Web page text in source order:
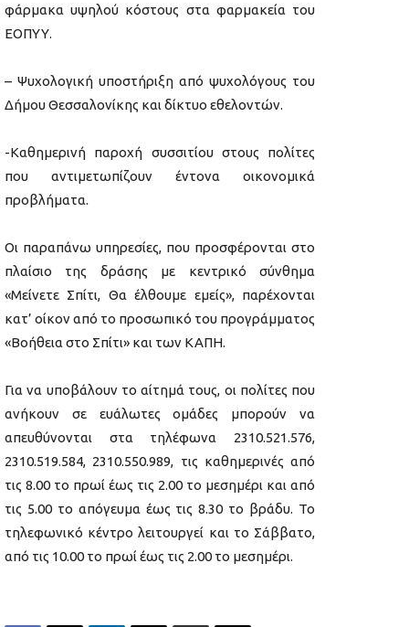
φάρμακα υψηλού κόστους στα φαρμακεία του
ΕΟΠΥΥ.
– Ψυχολογική υποστήριξη από ψυχολόγους του
Δήμου Θεσσαλονίκης και δίκτυο εθελοντών.
-Καθημερινή παροχή συσσιτίου στους πολίτες
που αντιμετωπίζουν έντονα οικονομικά
προβλήματα.
Οι παραπάνω υπηρεσίες, που προσφέρονται στο
πλαίσιο της δράσης με κεντρικό σύνθημα
«Μείνετε Σπίτι, Θα έλθουμε εμείς», παρέχονται
κατ’ οίκον από το προσωπικό του προγράμματος
«Βοήθεια στο Σπίτι» και των ΚΑΠΗ.
Για να υποβάλουν το αίτημά τους, οι πολίτες που
ανήκουν σε ευάλωτες ομάδες μπορούν να
απευθύνονται στα τηλέφωνα 2310.521.576,
2310.519.584, 2310.550.989, τις καθημερινές από
τις 8.00 το πρωί έως τις 2.00 το μεσημέρι και από
τις 5.00 το απόγευμα έως τις 8.30 το βράδυ. Το
τηλεφωνικό κέντρο λειτουργεί και το Σάββατο,
από τις 10.00 το πρωί έως τις 2.00 το μεσημέρι.